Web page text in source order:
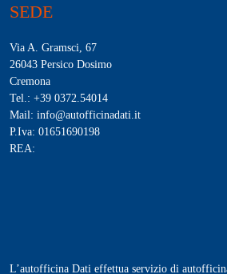
SEDE
Via A. Gramsci, 67
26043 Persico Dosimo
Cremona
Tel.: +39 0372.54014
Mail: info@autofficinadati.it
P.Iva: 01651690198
REA:
L’autofficina Dati effettua servizio di